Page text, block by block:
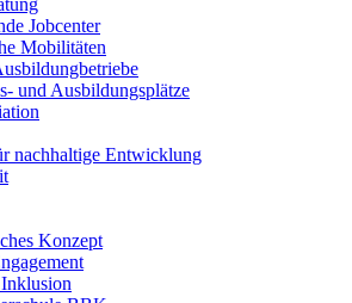
Jobcenter
Mobilitäten
und Ausbildungsplätze
nachhaltige Entwicklung
Konzept